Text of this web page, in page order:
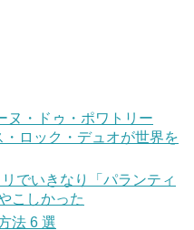
ヌ・ドゥ・ポワトリー
ロック・デュオが世界を
でいきなり「パランティ
こしかった
法 6 選